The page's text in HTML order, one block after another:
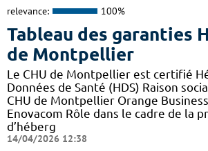
relevance: 100%
Tableau des garanties
de Montpellier
Le CHU de Montpellier est certifié
Données de Santé (HDS) Raison
CHU de Montpellier Orange
Enovacom Rôle dans le cadre de la
d’héberg
14/04/2026 12:38